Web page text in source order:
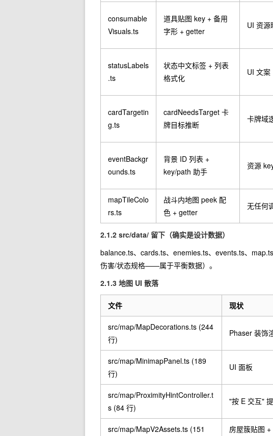
consumable
Visuals.ts
道具贴图 key + 备用
字形 + getter
UI 资源
statusLabels
.ts
状态中文标签 + 列表
格式化
UI 文案
cardTargetin
g.ts
cardNeedsTarget 卡
牌目标推断
卡牌域
eventBackgr
ounds.ts
背景 ID 列表 +
key/path 助手
资源
mapTileColo
rs.ts
战斗内地图 peek 配
色 + getter
无任何
2.1.2 src/data/ 留下（确实是设计数据）
balance.ts、 cards.ts、 enemies.ts、 events.ts、 map.ts
伤害/状态规格——属于平衡数据）。
2.1.3 地图 UI 散落
文件 现状
src/map/MapDecorations.ts (244
行)
Phaser 装饰
src/map/MinimapPanel.ts (189
行)
UI 面板
src/map/ProximityHintController.t
s (84 行)
"按 E 交互"
src/map/MapV2Assets.ts (151
房屋簇贴图